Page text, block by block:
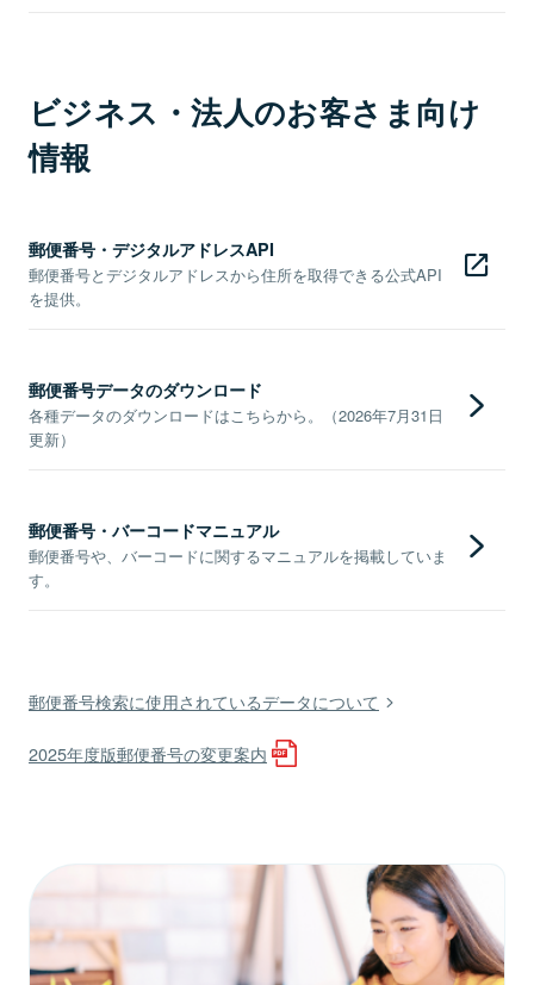
ビジネス・法人のお客さま向け
情報
郵便番号・デジタルアドレスAPI
郵便番号とデジタルアドレスから住所を取得できる公式API
を提供。
郵便番号データのダウンロード
各種データのダウンロードはこちらから。（2026年7月31日
更新）
郵便番号・バーコードマニュアル
郵便番号や、バーコードに関するマニュアルを掲載していま
す。
郵便番号検索に使用されているデータについて
2025年度版郵便番号の変更案内